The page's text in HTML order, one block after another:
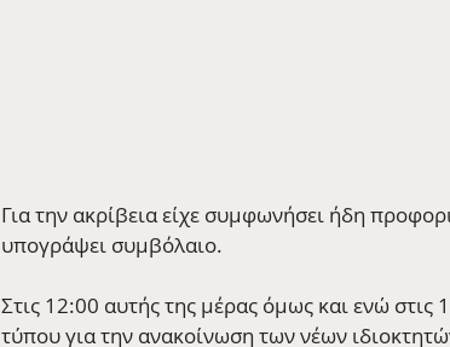
Για την ακρίβεια είχε συμφωνήσει ήδη
υπογράψει συμβόλαιο.
Στις 12:00 αυτής της μέρας όμως και ενώ
τύπου για την ανακοίνωση των νέων